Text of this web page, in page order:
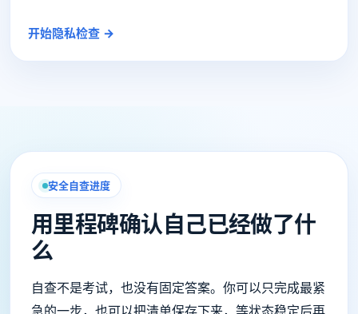
开始隐私检查 →
安全自查进度
用里程碑确认自己已经做了什
么
自查不是考试，也没有固定答案。你可以只完成最紧